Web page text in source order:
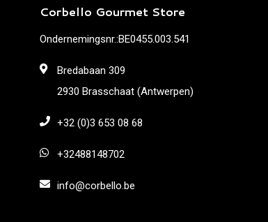
Corbello Gourmet Store
Ondernemingsnr.:BE0455.003.541
Bredabaan 309
2930 Brasschaat (Antwerpen)
+32 (0)3 653 08 68
+32488148702
info@corbello.be